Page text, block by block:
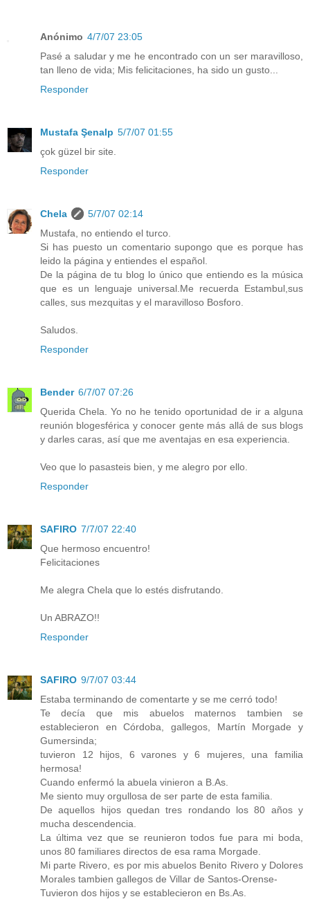
Anónimo 4/7/07 23:05
Pasé a saludar y me he encontrado con un ser maravilloso,
tan lleno de vida; Mis felicitaciones, ha sido un gusto...
Responder
Mustafa Şenalp 5/7/07 01:55
çok güzel bir site.
Responder
Chela
5/7/07 02:14
Mustafa, no entiendo el turco.
Si has puesto un comentario supongo que es porque has
leido la página y entiendes el español.
De la página de tu blog lo único que entiendo es la música
que es un lenguaje universal.Me recuerda Estambul,sus
calles, sus mezquitas y el maravilloso Bosforo.
Saludos.
Responder
Bender 6/7/07 07:26
Querida Chela. Yo no he tenido oportunidad de ir a alguna
reunión blogesférica y conocer gente más allá de sus blogs
y darles caras, así que me aventajas en esa experiencia.
Veo que lo pasasteis bien, y me alegro por ello.
Responder
SAFIRO 7/7/07 22:40
Que hermoso encuentro!
Felicitaciones
Me alegra Chela que lo estés disfrutando.
Un ABRAZO!!
Responder
SAFIRO 9/7/07 03:44
Estaba terminando de comentarte y se me cerró todo!
Te decía que mis abuelos maternos tambien se
establecieron en Córdoba, gallegos, Martín Morgade y
Gumersinda;
tuvieron 12 hijos, 6 varones y 6 mujeres, una familia
hermosa!
Cuando enfermó la abuela vinieron a B.As.
Me siento muy orgullosa de ser parte de esta familia.
De aquellos hijos quedan tres rondando los 80 años y
mucha descendencia.
La última vez que se reunieron todos fue para mi boda,
unos 80 familiares directos de esa rama Morgade.
Mi parte Rivero, es por mis abuelos Benito Rivero y Dolores
Morales tambien gallegos de Villar de Santos-Orense-
Tuvieron dos hijos y se establecieron en Bs.As.